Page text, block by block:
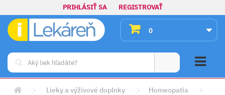
PRIHLÁSIŤ SA REGISTROVAŤ
0
> Lieky a výživové doplnky > Homeopatia
>